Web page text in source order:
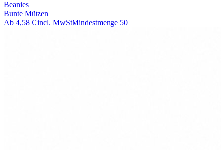
Beanies
Bunte Mützen
Ab 4,58 € incl. MwStMindestmenge 50